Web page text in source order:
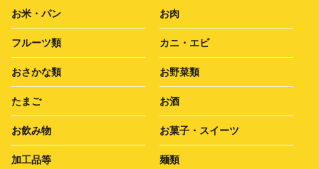
お米・パン お肉
フルーツ類 カニ・エビ
おさかな類 お野菜類
たまご お酒
お飲み物 お菓子・スイーツ
加工品等 麺類